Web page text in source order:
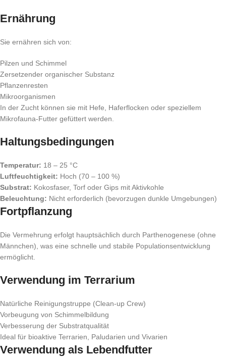
Ernährung
Sie ernähren sich von:
Pilzen und Schimmel
Zersetzender organischer Substanz
Pflanzenresten
Mikroorganismen
In der Zucht können sie mit Hefe, Haferflocken oder speziellem
Mikrofauna-Futter gefüttert werden.
Haltungsbedingungen
Temperatur: 18 – 25 °C
Luftfeuchtigkeit: Hoch (70 – 100 %)
Substrat: Kokosfaser, Torf oder Gips mit Aktivkohle
Beleuchtung: Nicht erforderlich (bevorzugen dunkle Umgebungen)
Fortpflanzung
Die Vermehrung erfolgt hauptsächlich durch Parthenogenese (ohne
Männchen), was eine schnelle und stabile Populationsentwicklung
ermöglicht.
Verwendung im Terrarium
Natürliche Reinigungstruppe (Clean-up Crew)
Vorbeugung von Schimmelbildung
Verbesserung der Substratqualität
Ideal für bioaktive Terrarien, Paludarien und Vivarien
Verwendung als Lebendfutter